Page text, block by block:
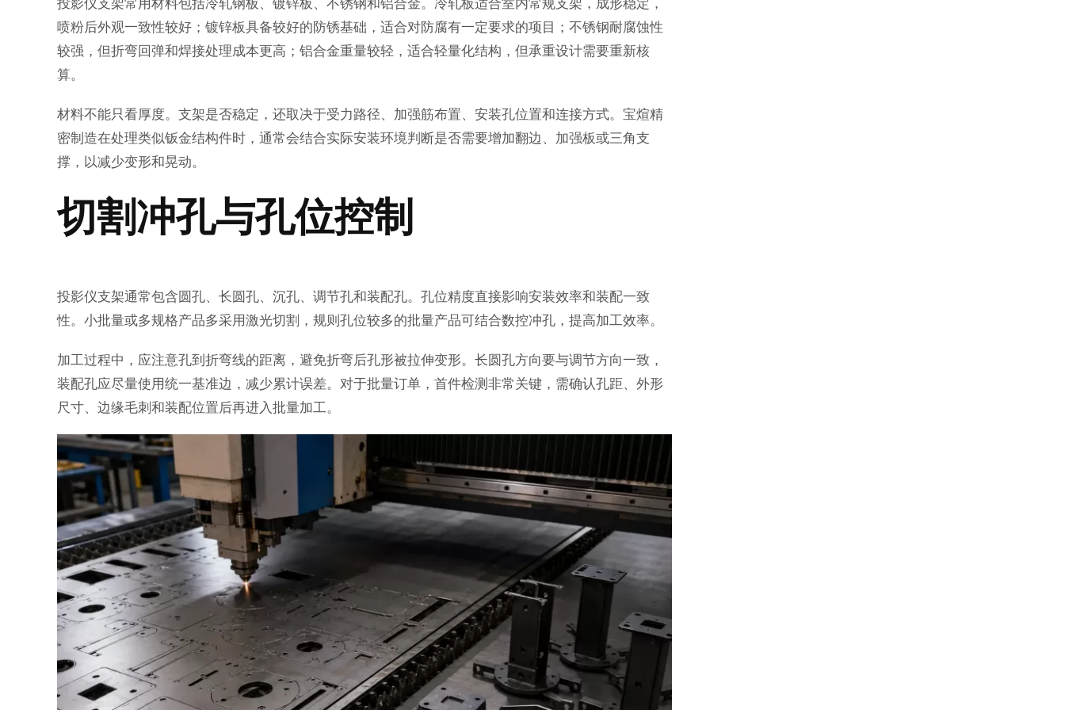
喷粉后外观一致性较好；镀锌板具备较好的防锈基础，适合对防腐有一定要求的项目；不锈钢耐腐蚀性
较强，但折弯回弹和焊接处理成本更高；铝合金重量较轻，适合轻量化结构，但承重设计需要重新核
算。
材料不能只看厚度。支架是否稳定，还取决于受力路径、加强筋布置、安装孔位置和连接方式。宝煊精
密制造在处理类似钣金结构件时，通常会结合实际安装环境判断是否需要增加翻边、加强板或三角支
撑，以减少变形和晃动。
切割冲孔与孔位控制
投影仪支架通常包含圆孔、长圆孔、沉孔、调节孔和装配孔。孔位精度直接影响安装效率和装配一致
性。小批量或多规格产品多采用激光切割，规则孔位较多的批量产品可结合数控冲孔，提高加工效率。
加工过程中，应注意孔到折弯线的距离，避免折弯后孔形被拉伸变形。长圆孔方向要与调节方向一致，
装配孔应尽量使用统一基准边，减少累计误差。对于批量订单，首件检测非常关键，需确认孔距、外形
尺寸、边缘毛刺和装配位置后再进入批量加工。